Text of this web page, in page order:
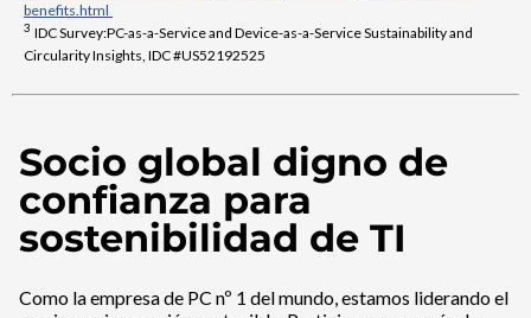
benefits.html
3 IDC Survey:PC-as-a-Service and Device-as-a-Service Sustainability and
Circularity Insights, IDC #US52192525
Socio global digno de
confianza para
sostenibilidad de TI
Como la empresa de PC nº 1 del mundo, estamos liderando el